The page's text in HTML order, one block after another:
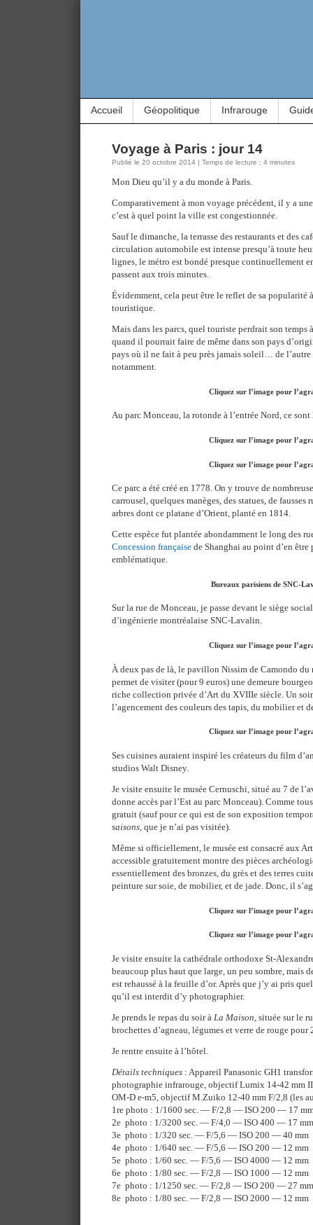
Accueil Géopolitique Infrarouge
Voyage à Paris : jour 14
Publié le 20 octobre 2014 | Temps de lecture : 4 minutes
Mon Dieu qu’il y a du monde à Paris.
Comparativement à mon voyage précédent, il y a
c’est à quel point la ville est congestionnée.
Sauf le dimanche, la terrasse des restaurants et des
circulation automobile est intense presqu’à toute
lignes, le métro est bondé presque continuellement
passent aux trois minutes.
Évidemment, cela peut être le reflet de sa popularité
touristique.
Mais dans les parcs, quel touriste perdrait son temps
quand il pourrait faire de même dans son pays
pays où il ne fait à peu près jamais soleil… de
notamment.
Cliquez sur l’image pour
Au parc Monceau, la rotonde à l’entrée Nord, ce
Cliquez sur l’image pour
Cliquez sur l’image pour
Ce parc a été créé en 1778. On y trouve de
carrousel, quelques manèges, des statues, de
arbres dont ce platane d’Orient, planté en 1814.
Cette espèce fut plantée abondamment le long des
Concession française de Shanghai au point d’en être
emblématique.
Bureaux parisiens de SNC-
Sur la rue de Monceau, je passe devant le siège
d’ingénierie montréalaise SNC-Lavalin.
Cliquez sur l’image pour
À deux pas de là, le pavillon Nissim de Camondo du
permet de visiter (pour 9 euros) une demeure
riche collection privée d’Art du XVIIIe siècle. Un
l’agencement des couleurs des tapis, du mobilier et
Cliquez sur l’image pour
Ses cuisines auraient inspiré les créateurs du film
studios Walt Disney.
Je visite ensuite le musée Cernuschi, situé au 7 de
donne accès par l’Est au parc Monceau). Comme
gratuit (sauf pour ce qui est de son exposition
saisons , que je n’ai pas visitée).
Même si officiellement, le musée est consacré aux
accessible gratuitement montre des pièces
essentiellement des bronzes, du grès et des terres
peinture sur soie, de mobilier, et de jade. Donc, il
Cliquez sur l’image pour
Cliquez sur l’image pour
Je visite ensuite la cathédrale orthodoxe St-
beaucoup plus haut que large, un peu sombre, mais
est rehaussé à la feuille d’or. Après que j’y ai pris
qu’il est interdit d’y photographier.
Je prends le repas du soir à La Maison , située sur le
brochettes d’agneau, légumes et verre de rouge pour
Je rentre ensuite à l’hôtel.
Détails techniques : Appareil Panasonic GH1
photographie infrarouge, objectif Lumix 14-42 mm
OM-D e-m5, objectif M.Zuiko 12-40 mm F/2,8 (les
1re photo : 1/1600 sec. — F/2,8 — ISO 200 — 17
2e photo : 1/3200 sec. — F/4,0 — ISO 400 — 17 mm
3e photo : 1/320 sec. — F/5,6 — ISO 200 — 40 mm
4e photo : 1/640 sec. — F/5,6 — ISO 200 — 12 mm
5e photo : 1/60 sec. — F/5,6 — ISO 4000 — 12 mm
6e photo : 1/80 sec. — F/2,8 — ISO 1000 — 12 mm
7e photo : 1/1250 sec. — F/2,8 — ISO 200 — 27 mm
8e photo : 1/80 sec. — F/2,8 — ISO 2000 — 12 mm